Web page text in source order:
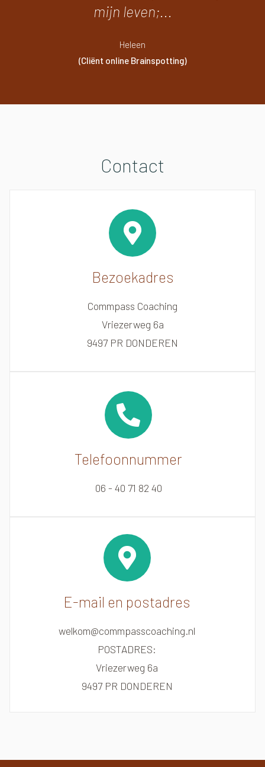
mijn leven;...
Heleen
(Cliënt online Brainspotting)
Contact
Bezoekadres
Commpass Coaching
Vriezerweg 6a
9497 PR DONDEREN
Telefoonnummer
06 - 40 71 82 40
E-mail en postadres
welkom@commpasscoaching.nl
POSTADRES:
Vriezerweg 6a
9497 PR DONDEREN